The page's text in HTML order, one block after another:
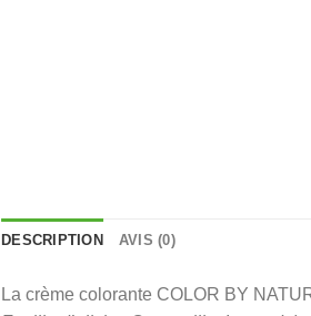
DESCRIPTION AVIS (0)
La crème colorante COLOR BY